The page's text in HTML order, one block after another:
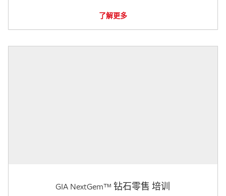
了解更多
GIA NextGem™ 钻石零售 培训